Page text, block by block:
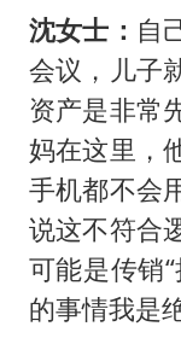
沈女士： 自
会议，儿子
资产是非常
妈在这里，
手机都不会
说这不符合
可能是传销
的事情我是